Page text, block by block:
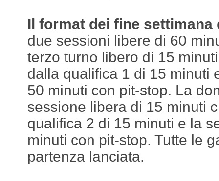
Il format dei fine settimana
due sessioni libere di 60
terzo turno libero di 15
dalla qualifica 1 di 15 minuti
50 minuti con pit-stop. La
sessione libera di 15 minuti
qualifica 2 di 15 minuti e la
minuti con pit-stop. Tutte le
partenza lanciata.